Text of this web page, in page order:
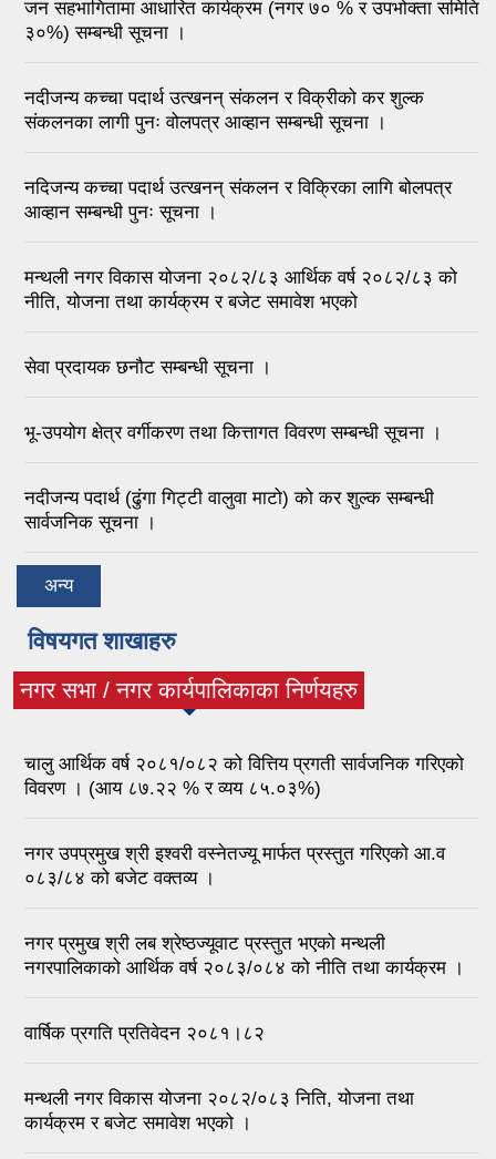
जन सहभागितामा आधारित कार्यक्रम (नगर ७० % र उपभोक्ता समिति
३०%) सम्बन्धी सूचना ।
नदीजन्य कच्चा पदार्थ उत्खनन् संकलन र विक्रीको कर शुल्क
संकलनका लागी पुनः वोलपत्र आव्हान सम्बन्धी सूचना ।
नदिजन्य कच्चा पदार्थ उत्खनन् संकलन र विक्रिका लागि बोलपत्र
आव्हान सम्बन्धी पुनः सूचना ।
मन्थली नगर विकास योजना २०८२/८३ आर्थिक वर्ष २०८२/८३ को
नीति, योजना तथा कार्यक्रम र बजेट समावेश भएको
सेवा प्रदायक छनौट सम्बन्धी सूचना ।
भू-उपयोग क्षेत्र वर्गीकरण तथा कित्तागत विवरण सम्बन्धी सूचना ।
नदीजन्य पदार्थ (ढुंगा गिट्टी वालुवा माटो) को कर शुल्क सम्बन्धी
सार्वजनिक सूचना ।
अन्य
विषयगत शाखाहरु
नगर सभा / नगर कार्यपालिकाका निर्णयहरु
(active tab)
चालु आर्थिक वर्ष २०८१/०८२ को वित्तिय प्रगती सार्वजनिक गरिएको
विवरण । (आय ८७.२२ % र व्यय ८५.०३%)
नगर उपप्रमुख श्री इश्वरी वस्नेतज्यू मार्फत प्रस्तुत गरिएको आ.व
०८३/८४ को बजेट वक्तव्य ।
नगर प्रमुख श्री लब श्रेष्ठज्यूवाट प्रस्तुत भएको मन्थली
नगरपालिकाको आर्थिक वर्ष २०८३/०८४ को नीति तथा कार्यक्रम ।
वार्षिक प्रगति प्रतिवेदन २०८१।८२
मन्थली नगर विकास योजना २०८२/०८३ निति, योजना तथा
कार्यक्रम र बजेट समावेश भएको ।